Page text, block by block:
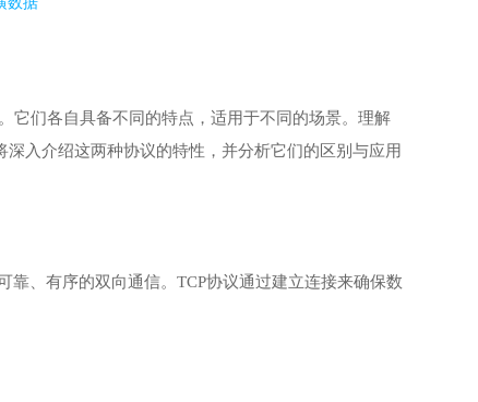
它们各自具备不同的特点，适用于不同的场景。理解
入介绍这两种协议的特性，并分析它们的区别与应用
靠、有序的双向通信。TCP协议通过建立连接来确保数